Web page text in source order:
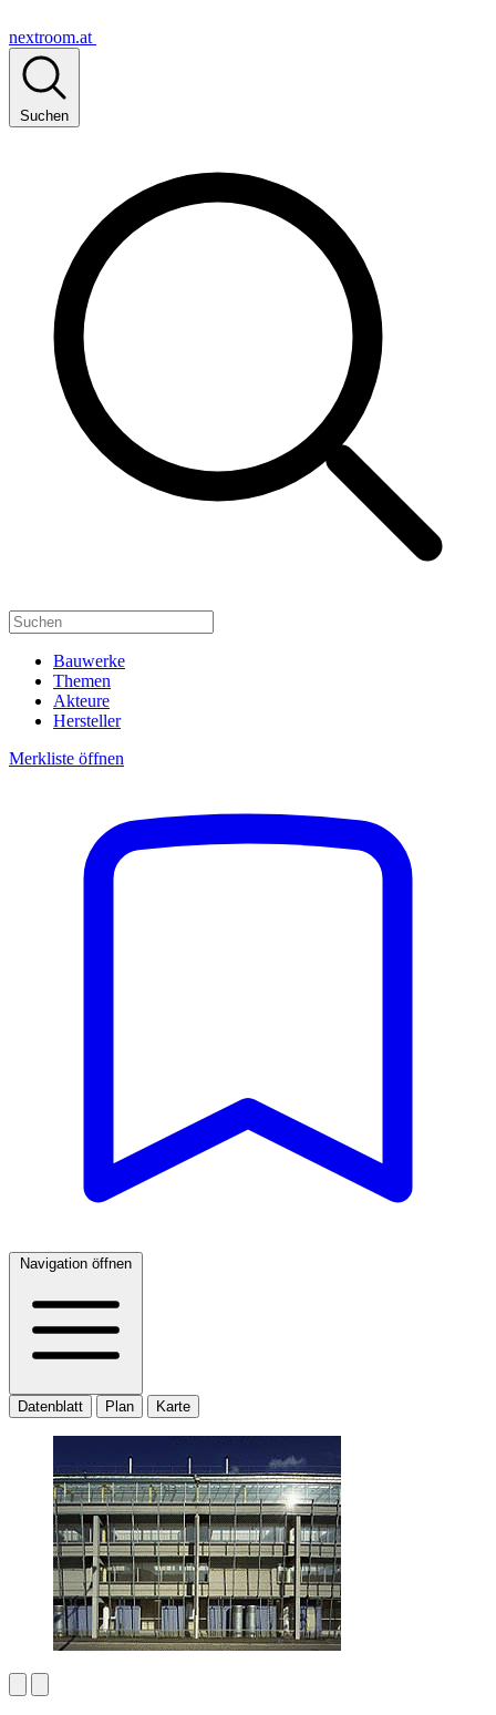
nextroom.at
Suchen
Bauwerke
Themen
Akteure
Hersteller
Merkliste öffnen
Navigation öffnen
Datenblatt Plan Karte